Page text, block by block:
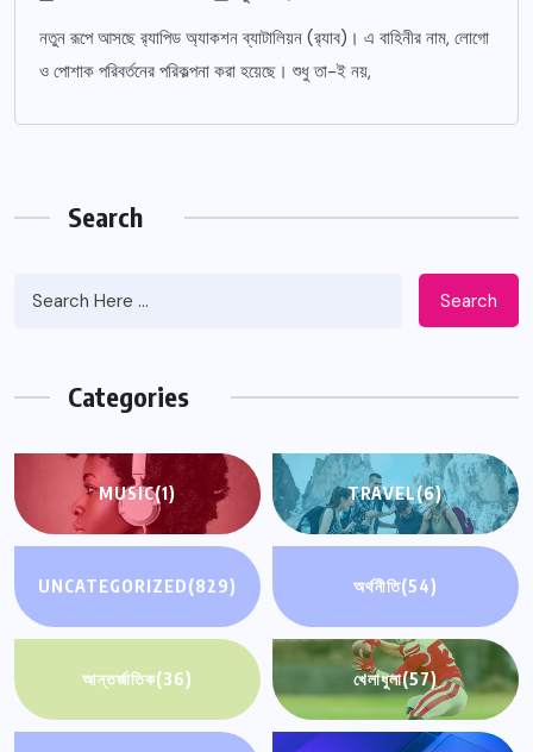
নতুন রূপে আসছে র‌্যাপিড অ্যাকশন ব্যাটালিয়ন (র‌্যাব)। এ বাহিনীর নাম, লোগো
ও পোশাক পরিবর্তনের পরিকল্পনা করা হয়েছে। শুধু তা-ই নয়,
Search
Search
Categories
MUSIC(1) TRAVEL(6)
UNCATEGORIZED(829) অর্থনীতি(54)
আন্তর্জাতিক(36) খেলাধুলা(57)